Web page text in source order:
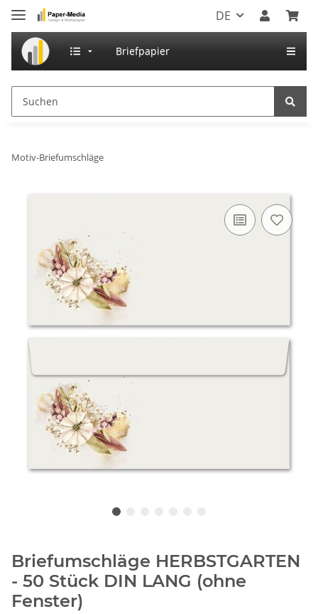
DE
Briefpapier
Motiv-Briefumschläge
Briefumschläge HERBSTGARTEN
- 50 Stück DIN LANG (ohne
Fenster)